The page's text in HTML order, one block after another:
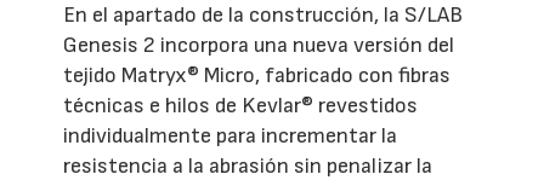
En el apartado de la construcción, la S/LAB
Genesis 2 incorpora una nueva versión del
tejido Matryx® Micro, fabricado con fibras
técnicas e hilos de Kevlar® revestidos
individualmente para incrementar la
resistencia a la abrasión sin penalizar la